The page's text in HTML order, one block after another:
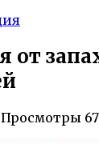
от
Просмотры 67